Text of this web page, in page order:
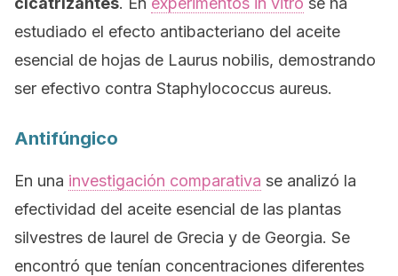
estudiado el efecto antibacteriano del aceite
esencial de hojas de Laurus nobilis, demostrando
ser efectivo contra Staphylococcus aureus.
Antifúngico
En una investigación comparativa se analizó la
efectividad del aceite esencial de las plantas
silvestres de laurel de Grecia y de Georgia. Se
encontró que tenían concentraciones diferentes